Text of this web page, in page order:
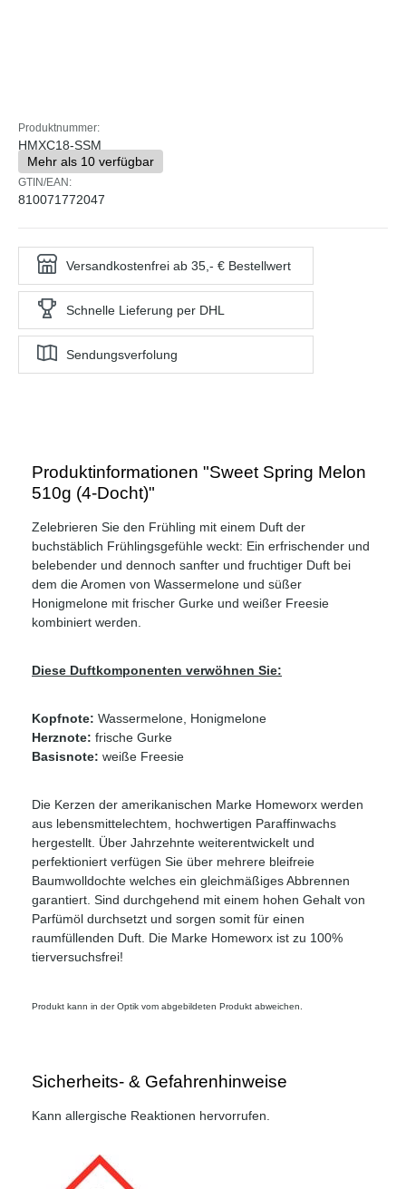
Produktnummer:
HMXC18-SSM
Mehr als 10 verfügbar
GTIN/EAN:
810071772047
Versandkostenfrei ab 35,- € Bestellwert
Schnelle Lieferung per DHL
Sendungsverfolung
Produktinformationen "Sweet Spring Melon
510g (4-Docht)"
Zelebrieren Sie den Frühling mit einem Duft der
buchstäblich Frühlingsgefühle weckt: Ein erfrischender und
belebender und dennoch sanfter und fruchtiger Duft bei
dem die Aromen von Wassermelone und süßer
Honigmelone mit frischer Gurke und weißer Freesie
kombiniert werden.
Diese Duftkomponenten verwöhnen Sie:
Kopfnote: Wassermelone, Honigmelone
Herznote: frische Gurke
Basisnote: weiße Freesie
Die Kerzen der amerikanischen Marke Homeworx werden
aus lebensmittelechtem, hochwertigen Paraffinwachs
hergestellt. Über Jahrzehnte weiterentwickelt und
perfektioniert verfügen Sie über mehrere bleifreie
Baumwolldochte welches ein gleichmäßiges Abbrennen
garantiert. Sind durchgehend mit einem hohen Gehalt von
Parfümöl durchsetzt und sorgen somit für einen
raumfüllenden Duft. Die Marke Homeworx ist zu 100%
tierversuchsfrei!
Produkt kann in der Optik vom abgebildeten Produkt abweichen.
Sicherheits- & Gefahrenhinweise
Kann allergische Reaktionen hervorrufen.